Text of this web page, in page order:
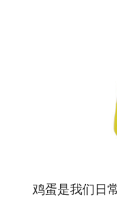
鸡蛋是我们日常